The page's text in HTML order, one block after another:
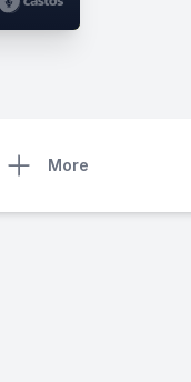
More